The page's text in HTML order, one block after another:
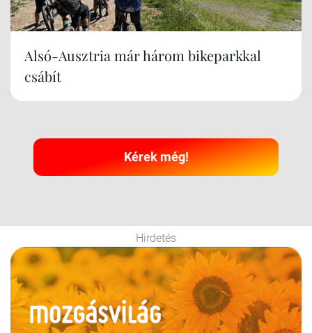
Alsó-Ausztria már három bikeparkkal
csábít
Kérek még!
Hirdetés